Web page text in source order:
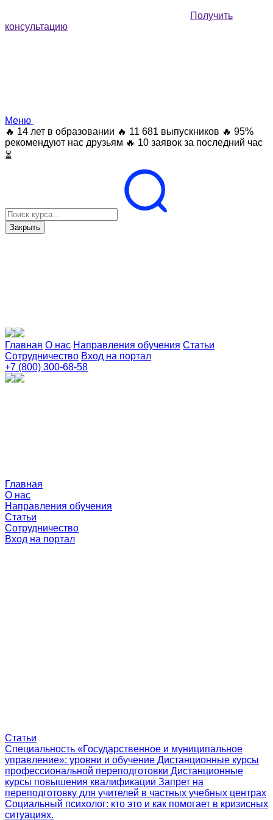
Получить
консультацию
Меню
🔥 14 лет в образовании 🔥 11 681 выпускников 🔥 95%
рекомендуют нас друзьям 🔥 10 заявок за последний час
⏳
Закрыть
Главная О нас Направления обучения Статьи
Сотрудничество Вход на портал
+7 (800) 300-68-58
Главная
О нас
Направления обучения
Статьи
Сотрудничество
Вход на портал
Статьи
Специальность «Государственное и муниципальное
управление»: уровни и обучение Дистанционные курсы
профессиональной переподготовки Дистанционные
курсы повышения квалификации Запрет на
переподготовку для учителей в частных учебных центрах
Социальный психолог: кто это и как помогает в кризисных
ситуациях.